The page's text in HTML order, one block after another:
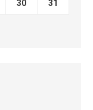
30 31